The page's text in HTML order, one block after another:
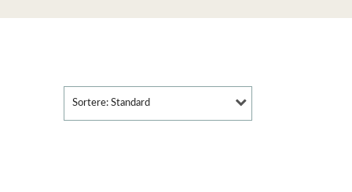
Sortere: Standard